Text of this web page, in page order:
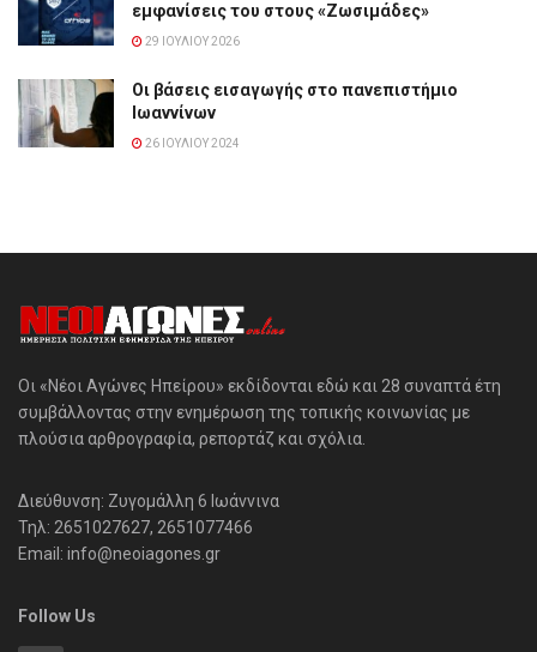
εμφανίσεις του στους «Ζωσιμάδες»
29 ΙΟΥΛΊΟΥ 2026
Οι βάσεις εισαγωγής στο πανεπιστήμιο
Ιωαννίνων
26 ΙΟΥΛΊΟΥ 2024
Οι «Νέοι Αγώνες Ηπείρου» εκδίδονται εδώ και 28 συναπτά έτη
συμβάλλοντας στην ενημέρωση της τοπικής κοινωνίας με
πλούσια αρθρογραφία, ρεπορτάζ και σχόλια.
Διεύθυνση: Ζυγομάλλη 6 Ιωάννινα
Τηλ: 2651027627, 2651077466
Email: info@neoiagones.gr
Follow Us